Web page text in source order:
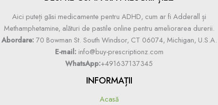
Aici puteți găsi medicamente pentru ADHD, cum ar fi Adderall și
Methamphetamine, alături de pastile online pentru ameliorarea durerii.
Abordare: 70 Bowman St. South Windsor, CT 06074, Michigan, U.S.A.
E-mail: info@buy-prescriptionz.com
WhatsApp:+491637137345
INFORMAȚII
Acasă